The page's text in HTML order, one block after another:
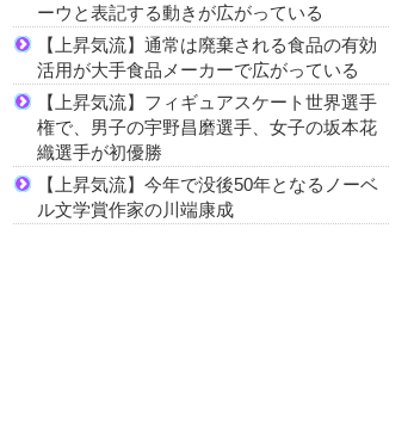
ーウと表記する動きが広がっている
【上昇気流】通常は廃棄される食品の有効
活用が大手食品メーカーで広がっている
【上昇気流】フィギュアスケート世界選手
権で、男子の宇野昌磨選手、女子の坂本花
織選手が初優勝
【上昇気流】今年で没後50年となるノーベ
ル文学賞作家の川端康成